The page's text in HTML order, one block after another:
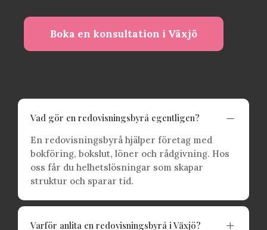
Boka en konsultation i Växjö
Vad gör en redovisningsbyrå egentligen? K
En redovisningsbyrå hjälper företag med
bokföring, bokslut, löner och rådgivning. Hos
oss får du helhetslösningar som skapar
struktur och sparar tid.
Varför anlita en redovisningsbyrå i Växjö? L